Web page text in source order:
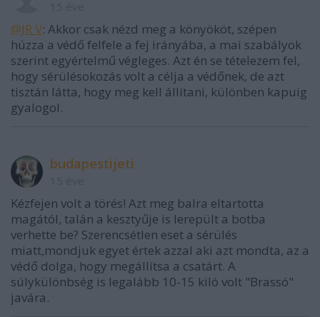
@JR V: Akkor csak nézd meg a könyököt, szépen
húzza a védő felfele a fej irányába, a mai szabályok
szerint egyértelmű végleges. Azt én se tételezem fel,
hogy sérülésokozás volt a célja a védőnek, de azt
tisztán látta, hogy meg kell állítani, különben kapuig
gyalogol.
budapestijeti
Kézfejen volt a törés! Azt meg balra eltartotta
magától, talán a kesztyűje is lerepült a botba
verhette be? Szerencsétlen eset a sérülés
miatt,mondjuk egyet értek azzal aki azt mondta, az a
védő dolga, hogy megállítsa a csatárt. A
súlykülönbség is legalább 10-15 kiló volt "Brassó"
javára.